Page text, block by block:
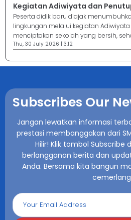
Kegiatan Adiwiyata dan
Peserta didik baru diajak
lingkungan melalui kegiatan
menciptakan sekolah yang bersih,
Thu, 30 July 2026 | 3:12
Subscribes Our
Jangan lewatkan informasi
prestasi membanggakan dari
Hilir! Klik tombol Subscribe
berlangganan berita dan
Anda. Bersama kita bangun